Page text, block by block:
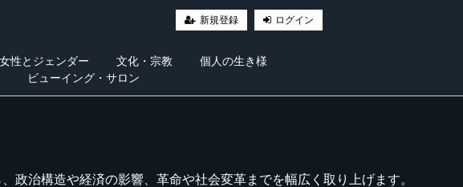
新規登録 ログイン
女性とジェンダー 文化・宗教
個人の生き様
ビューイング・サロン
治構造や経済の影響、革命や社会変革までを幅広く取り上げます。